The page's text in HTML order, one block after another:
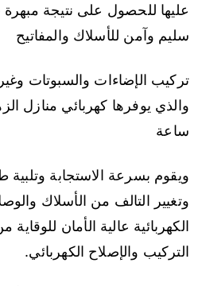
عليها للحصول على نتيجة
سليم وآمن للأسلاك والمفاتيح
تركيب الإضاءات والسبوتات
ساعة
ويقوم بسرعة الاستجابة وتلبية
وتغيير التالف من الأسلاك
الكهربائية عالية الأمان
التركيب والإصلاح الكهربائي.